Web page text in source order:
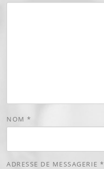
NOM*
ADRESSE DE MESSAGERIE*